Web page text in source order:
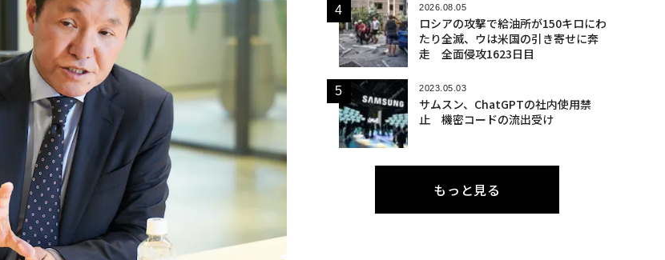
2026.08.05
ロシアの攻撃で給油所が150キロにわ
たり全滅、ウは米国の引き寄せに奔
走 全面侵攻1623日目
2023.05.03
サムスン、ChatGPTの社内使用禁
止 機密コードの流出受け
もっと見る